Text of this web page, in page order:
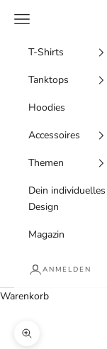
Menü
T-Shirts
Tanktops
Hoodies
Accessoires
Themen
Dein individuelles
Design
Magazin
ANMELDEN
Warenkorb
Bild vergrößern